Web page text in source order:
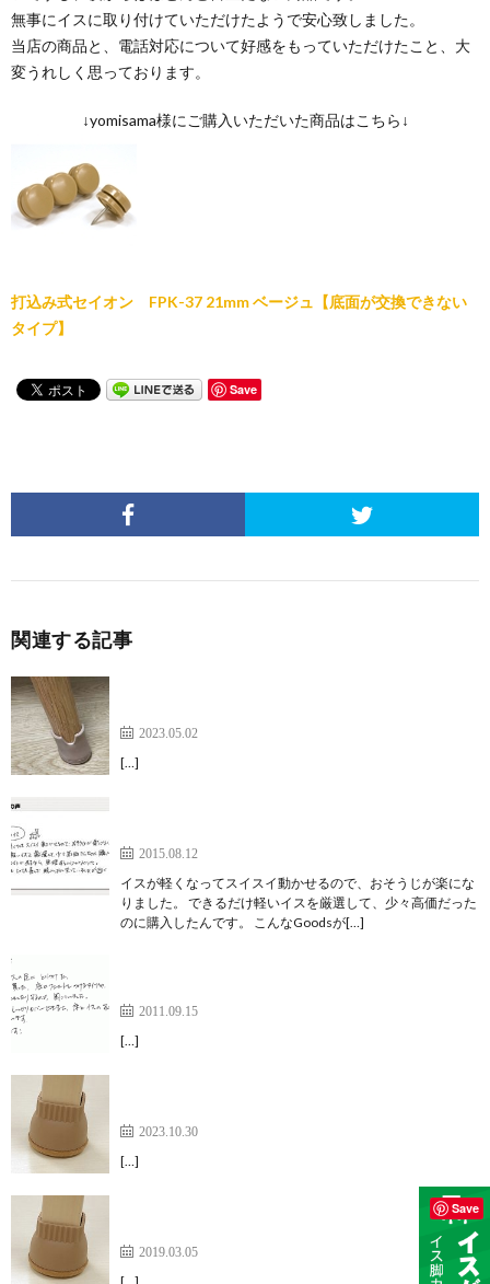
無事にイスに取り付けていただけたようで安心致しました。
当店の商品と、電話対応について好感をもっていただけたこと、大
変うれしく思っております。
↓yomisama様にご購入いただいた商品はこちら↓
打込み式セイオン FPK-37 21mm ベージュ【底面が交換できない
タイプ】
Save
関連する記事
2023.05.02
[…]
2015.08.12
イスが軽くなってスイスイ動かせるので、おそうじが楽にな
りました。 できるだけ軽いイスを厳選して、少々高価だった
のに購入したんです。 こんなGoodsが[…]
2011.09.15
[…]
2023.10.30
[…]
ホームページの簡単なつけ方も参考になりました
2019.03.05
Save